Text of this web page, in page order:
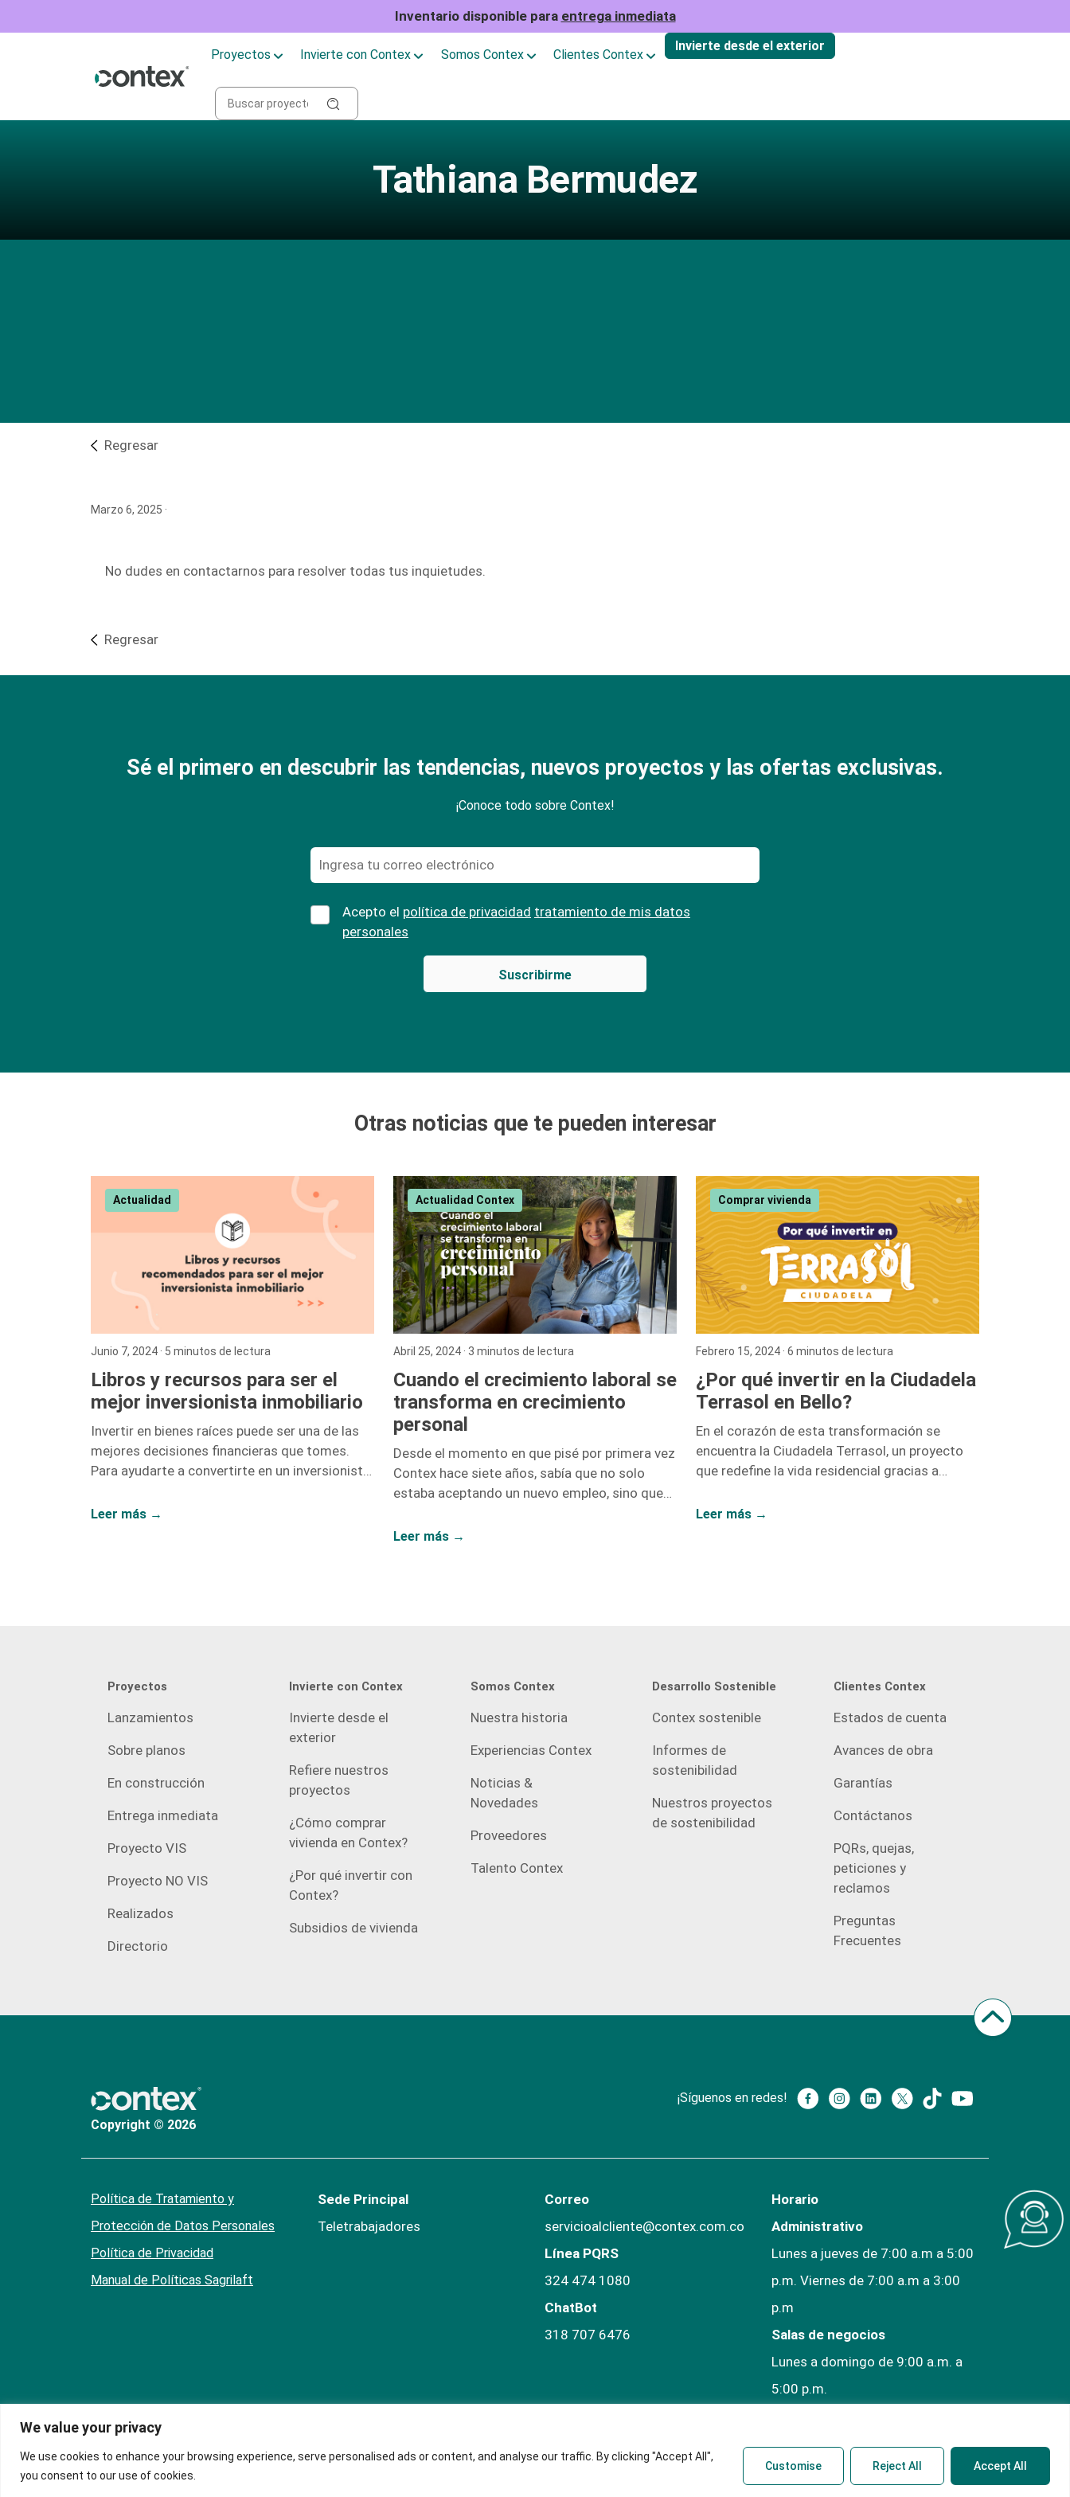
We value your privacy
We use cookies to enhance your browsing experience, serve personalised ads or content, and analyse our traffic. By clicking "Accept All",
you consent to our use of cookies.
Customise Reject All Accept All
Inventario disponible para entrega inmediata
Proyectos Invierte con Contex Somos Contex Clientes Contex
Invierte desde el exterior
Tathiana Bermudez
Regresar
Marzo 6, 2025 ·
No dudes en contactarnos para resolver todas tus inquietudes.
Regresar
Sé el primero en descubrir las tendencias, nuevos proyectos y las ofertas exclusivas.
¡Conoce todo sobre Contex!
Acepto el política de privacidad tratamiento de mis datos
personales
Otras noticias que te pueden interesar
Actualidad
Junio 7, 2024 · 5 minutos de lectura
Libros y recursos para ser el
mejor inversionista inmobiliario
Invertir en bienes raíces puede ser una de las
mejores decisiones financieras que tomes.
Para ayudarte a convertirte en un inversionista
lista de libros y recursos que te proporcionarán
Leer más →
Actualidad Contex
Abril 25, 2024 · 3 minutos de lectura
Cuando el crecimiento laboral se
transforma en crecimiento
personal
Desde el momento en que pisé por primera vez
Contex hace siete años, sabía que no solo
estaba aceptando un nuevo empleo, sino que
de oportunidades de crecimiento. No me
Leer más →
Comprar vivienda
Febrero 15, 2024 · 6 minutos de lectura
¿Por qué invertir en la Ciudadela
Terrasol en Bello?
En el corazón de esta transformación se
encuentra la Ciudadela Terrasol, un proyecto
que redefine la vida residencial gracias a
y Fragua.
Leer más →
Proyectos
Lanzamientos
Sobre planos
En construcción
Entrega inmediata
Proyecto VIS
Proyecto NO VIS
Realizados
Directorio
Invierte con Contex
Invierte desde el
exterior
Refiere nuestros
proyectos
¿Cómo comprar
vivienda en Contex?
¿Por qué invertir con
Contex?
Subsidios de vivienda
Somos Contex
Nuestra historia
Experiencias Contex
Noticias &
Novedades
Proveedores
Talento Contex
Desarrollo Sostenible
Contex sostenible
Informes de
sostenibilidad
Nuestros proyectos
de sostenibilidad
Clientes Contex
Estados de cuenta
Avances de obra
Garantías
Contáctanos
PQRs, quejas,
peticiones y
reclamos
Preguntas
Frecuentes
Copyright © 2026
¡Síguenos en redes!
Política de Tratamiento y
Protección de Datos Personales
Política de Privacidad
Manual de Políticas Sagrilaft
Sede Principal
Teletrabajadores
Correo
servicioalcliente@contex.com.co
Línea PQRS
324 474 1080
ChatBot
318 707 6476
Horario
Administrativo
Lunes a jueves de 7:00 a.m a 5:00
p.m. Viernes de 7:00 a.m a 3:00
p.m
Salas de negocios
Lunes a domingo de 9:00 a.m. a
5:00 p.m.